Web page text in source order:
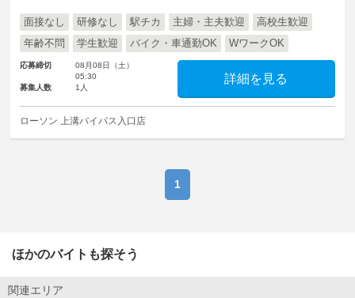
面接なし 研修なし 駅チカ 主婦・主夫歓迎
高校生歓迎
年齢不問
学生歓迎 バイク・車通勤OK WワークOK
応募締切
08月08日（土）
05:30
募集人数
1人
詳細を見る
ローソン 上溝バイパス入口店
1
ほかのバイトも探そう
関連エリア